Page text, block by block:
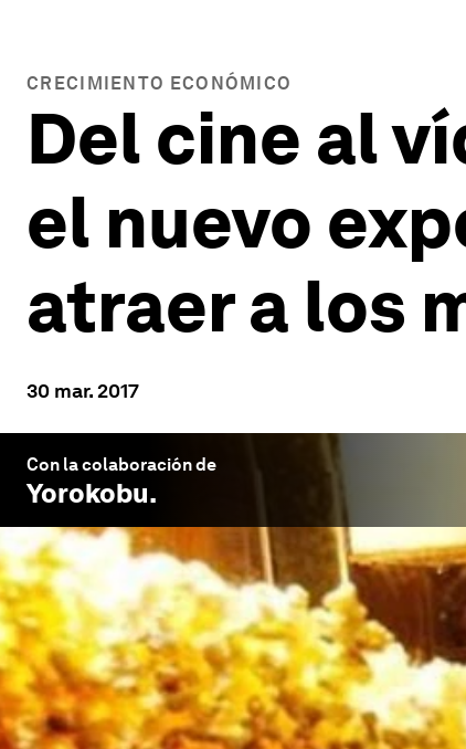
CRECIMIENTO ECONÓMICO
Del cine al
el nuevo
atraer a los
30 mar. 2017
Con la colaboración de
Yorokobu.